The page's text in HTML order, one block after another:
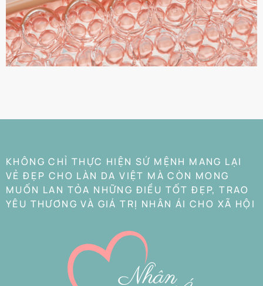
KHÔNG CHỈ THỰC HIỆN SỨ MỆNH MANG LẠI
VẺ ĐẸP CHO LÀN DA VIỆT MÀ CÒN MONG
MUỐN LAN TỎA NHỮNG ĐIỀU TỐT ĐẸP, TRAO
YÊU THƯƠNG VÀ GIÁ TRỊ NHÂN ÁI CHO XÃ HỘI